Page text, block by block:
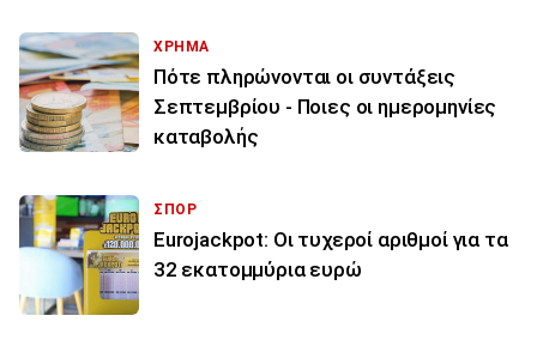
ΧΡΗΜΑ
Πότε πληρώνονται οι συντάξεις
Σεπτεμβρίου - Ποιες οι ημερομηνίες
καταβολής
ΣΠΟΡ
Eurojackpot: Οι τυχεροί αριθμοί για τα
32 εκατoμμύρια ευρώ